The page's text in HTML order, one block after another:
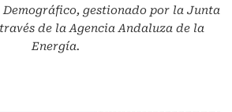
Demográfico, gestionado por la Junta
de la Agencia Andaluza de la
Energía.